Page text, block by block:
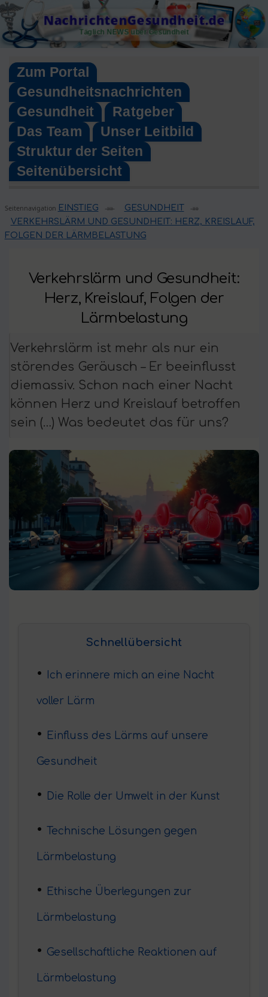
Skip
to
content
NachrichtenGesundheit.de
Täglich NEWS über Gesundheit
Zum Portal
Gesundheitsnachrichten
Gesundheit
Ratgeber
Das Team
Unser Leitbild
Struktur der Seiten
Seitenübersicht
Seitennavigation EINSTIEG »» GESUNDHEIT »»
VERKEHRSLÄRM UND GESUNDHEIT: HERZ, KREISLAUF,
FOLGEN DER LÄRMBELASTUNG
Verkehrslärm und Gesundheit:
Herz, Kreislauf, Folgen der
Lärmbelastung
Verkehrslärm ist mehr als nur ein
störendes Geräusch – Er beeinflusst
diemassiv. Schon nach einer Nacht
können Herz und Kreislauf betroffen
sein (…) Was bedeutet das für uns?
Schnellübersicht
Ich erinnere mich an eine Nacht
voller Lärm
Einfluss des Lärms auf unsere
Gesundheit
Die Rolle der Umwelt in der Kunst
Technische Lösungen gegen
Lärmbelastung
Ethische Überlegungen zur
Lärmbelastung
Gesellschaftliche Reaktionen auf
Lärmbelastung